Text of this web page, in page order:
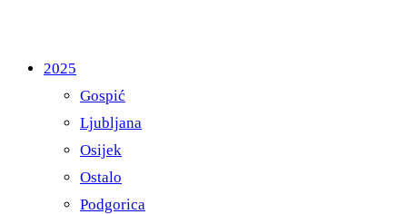
2025
Gospić
Ljubljana
Osijek
Ostalo
Podgorica